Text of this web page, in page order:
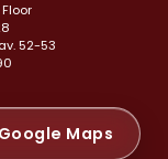
>
>
Abang >
>
>
Baru >
52-53
Maps